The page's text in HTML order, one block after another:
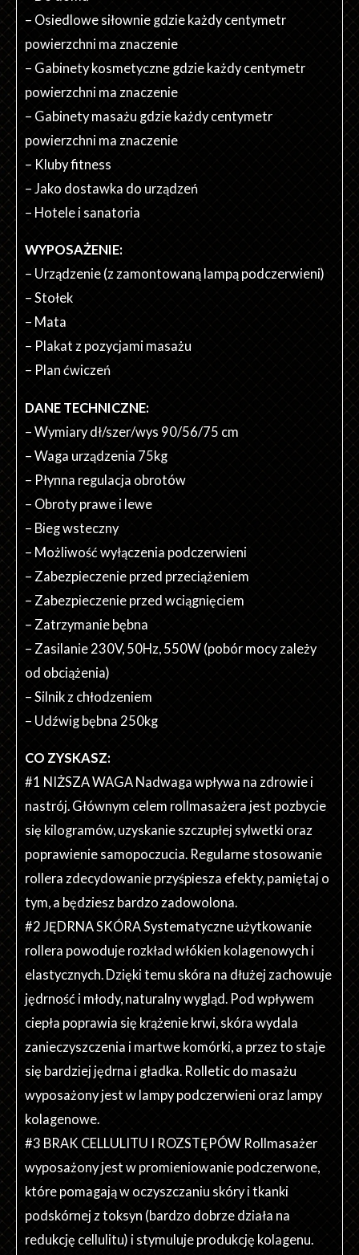
– Osiedlowe siłownie gdzie każdy centymetr
powierzchni ma znaczenie
– Gabinety kosmetyczne gdzie każdy centymetr
powierzchni ma znaczenie
– Gabinety masażu gdzie każdy centymetr
powierzchni ma znaczenie
– Kluby fitness
– Jako dostawka do urządzeń
– Hotele i sanatoria
WYPOSAŻENIE:
– Urządzenie (z zamontowaną lampą podczerwieni)
– Stołek
– Mata
– Plakat z pozycjami masażu
– Plan ćwiczeń
DANE TECHNICZNE:
– Wymiary dł/szer/wys 90/56/75 cm
– Waga urządzenia 75kg
– Płynna regulacja obrotów
– Obroty prawe i lewe
– Bieg wsteczny
– Możliwość wyłączenia podczerwieni
– Zabezpieczenie przed przeciążeniem
– Zabezpieczenie przed wciągnięciem
– Zatrzymanie bębna
– Zasilanie 230V, 50Hz, 550W (pobór mocy zależy
od obciążenia)
– Silnik z chłodzeniem
– Udźwig bębna 250kg
CO ZYSKASZ:
#1 NIŻSZA WAGA Nadwaga wpływa na zdrowie i
nastrój. Głównym celem rollmasażera jest pozbycie
się kilogramów, uzyskanie szczupłej sylwetki oraz
poprawienie samopoczucia. Regularne stosowanie
rollera zdecydowanie przyśpiesza efekty, pamiętaj o
tym, a będziesz bardzo zadowolona.
#2 JĘDRNA SKÓRA Systematyczne użytkowanie
rollera powoduje rozkład włókien kolagenowych i
elastycznych. Dzięki temu skóra na dłużej zachowuje
jędrność i młody, naturalny wygląd. Pod wpływem
ciepła poprawia się krążenie krwi, skóra wydala
zanieczyszczenia i martwe komórki, a przez to staje
się bardziej jędrna i gładka. Rolletic do masażu
wyposażony jest w lampy podczerwieni oraz lampy
kolagenowe.
#3 BRAK CELLULITU I ROZSTĘPÓW Rollmasażer
wyposażony jest w promieniowanie podczerwone,
które pomagają w oczyszczaniu skóry i tkanki
podskórnej z toksyn (bardzo dobrze działa na
redukcję cellulitu) i stymuluje produkcję kolagenu.